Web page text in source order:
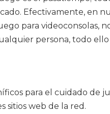
Efectivamente, en
para videoconsolas,
persona, todo ello
para el cuidado de
sitios web de la red.